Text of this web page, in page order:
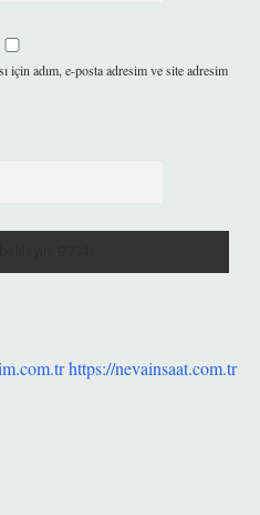
için adım, e-posta adresim ve site adresim
https://nevainsaat.com.tr